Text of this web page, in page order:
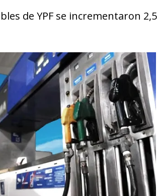
de YPF se incrementaron